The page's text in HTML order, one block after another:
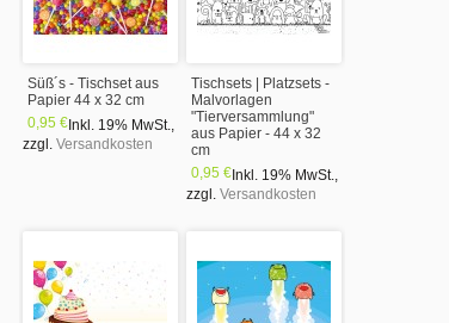
Süß´s - Tischset aus
Papier 44 x 32 cm
0,95 € Inkl. 19% MwSt.,
zzgl. Versandkosten
Tischsets | Platzsets -
Malvorlagen
"Tierversammlung"
aus Papier - 44 x 32
cm
0,95 € Inkl. 19% MwSt.,
zzgl. Versandkosten